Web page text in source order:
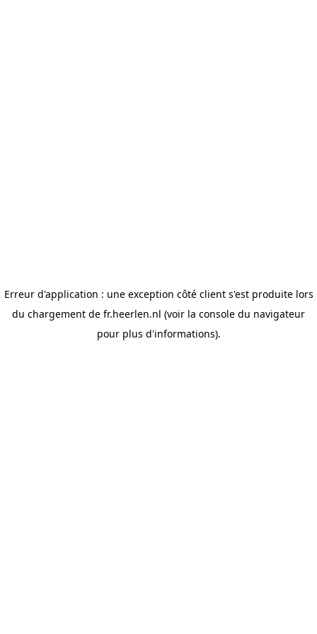
Erreur d'application : une exception côté client s'est produite lors
du chargement de fr.heerlen.nl (voir la console du navigateur
pour plus d'informations).